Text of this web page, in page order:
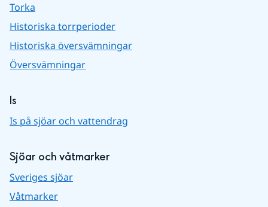
Torka
Historiska torrperioder
Historiska översvämningar
Översvämningar
Is
Is på sjöar och vattendrag
Sjöar och våtmarker
Sveriges sjöar
Våtmarker